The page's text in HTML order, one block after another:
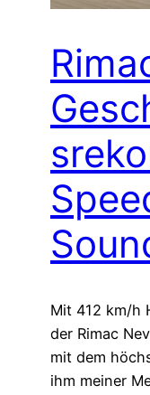
Mit 412 km/h
der Rimac
mit dem
ihm meiner